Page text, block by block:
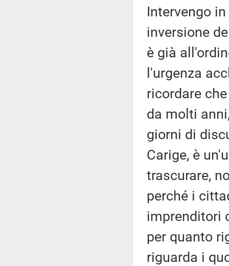
Intervengo
inversione
è già
l'urgenza
ricordare
da molti
giorni di
Carige, è
trascurare,
perché i
imprenditori
per quanto
riguarda i